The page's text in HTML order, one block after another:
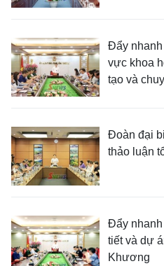
Đẩy nhanh
vực khoa
tạo và
Đoàn đại
thảo luận
Đẩy nhanh
tiết và dự
Khương